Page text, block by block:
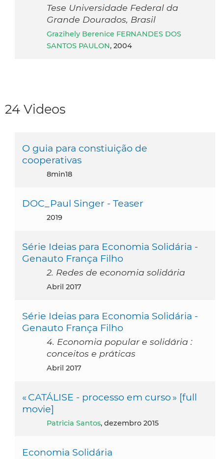
Tese Universidade Federal da
Grande Dourados, Brasil
Grazihely Berenice FERNANDES DOS
SANTOS PAULON, 2004
24 Videos
O guia para constiuição de
cooperativas
8min18
DOC_Paul Singer - Teaser
2019
Série Ideias para Economia Solidária -
Genauto França Filho
2. Redes de economia solidária
abril 2017
Série Ideias para Economia Solidária -
Genauto França Filho
4. Economia popular e solidária :
conceitos e práticas
abril 2017
« CATÁLISE - processo em curso » [full
movie]
Patricia Santos, dezembro 2015
Economia Solidária